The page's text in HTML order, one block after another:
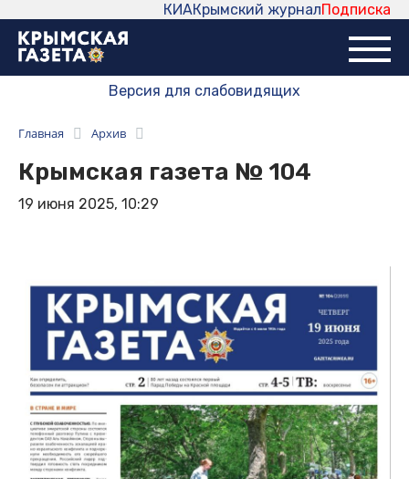
Подписка
Крымский журнал
КИА
Версия для слабовидящих
Главная Архив
Крымская газета № 104
19 июня 2025, 10:29